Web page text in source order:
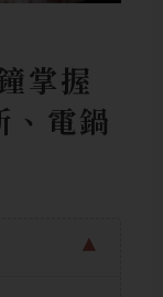
掌握
、電鍋